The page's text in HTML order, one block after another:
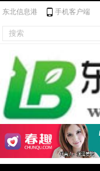
东北信息港 手机客户端